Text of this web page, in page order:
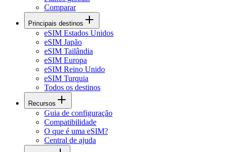
Comparar
Principais destinos
eSIM Estados Unidos
eSIM Japão
eSIM Tailândia
eSIM Europa
eSIM Reino Unido
eSIM Turquia
Todos os destinos
Recursos
Guia de configuração
Compatibilidade
O que é uma eSIM?
Central de ajuda